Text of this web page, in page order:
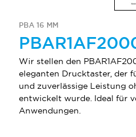
PBA 16 MM
Wir stellen den
eleganten Drucktaster, der
und zuverlässige Leistung
entwickelt wurde. Ideal für
Anwendungen.